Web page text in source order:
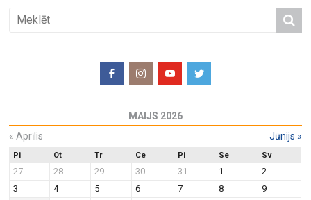
d
s
N
a
v
N
t
i
o
n
MAIJS 2026
« Aprīlis Jūnijs »
Pi Ot Tr Ce Pi Se Sv
27 28 29 30 31 1
2
3
4 5 6 7 8
9